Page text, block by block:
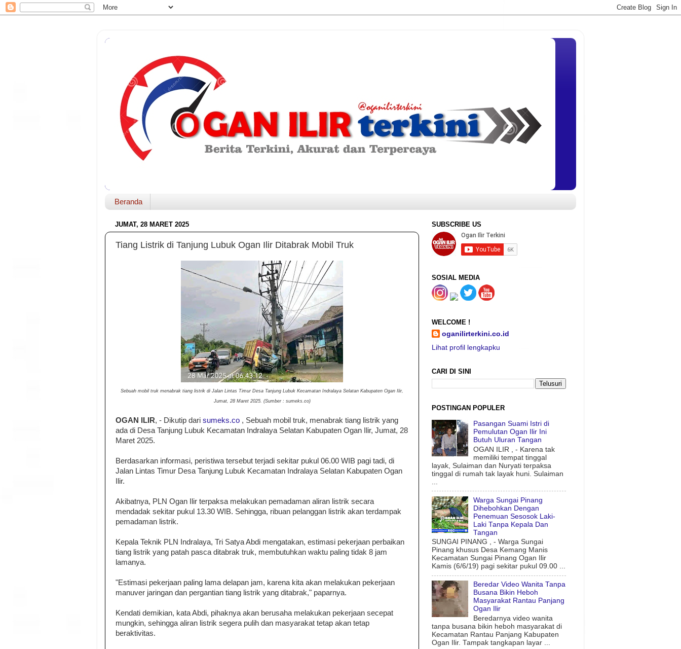
Beranda
JUMAT, 28 MARET 2025
Tiang Listrik di Tanjung Lubuk Ogan Ilir Ditabrak Mobil Truk
Sebuah mobil truk menabrak tiang listrik di Jalan Lintas Timur Desa Tanjung Lubuk Kecamatan Indralaya Selatan Kabupaten Ogan Ilir,
Jumat, 28 Maret 2025. (Sumber : sumeks.co)
OGAN ILIR, - Dikutip dari sumeks.co , Sebuah mobil truk, menabrak tiang listrik yang
ada di Desa Tanjung Lubuk Kecamatan Indralaya Selatan Kabupaten Ogan Ilir, Jumat, 28
Maret 2025.
Berdasarkan informasi, peristiwa tersebut terjadi sekitar pukul 06.00 WIB pagi tadi, di
Jalan Lintas Timur Desa Tanjung Lubuk Kecamatan Indralaya Selatan Kabupaten Ogan
Ilir.
Akibatnya, PLN Ogan Ilir terpaksa melakukan pemadaman aliran listrik secara
mendadak sekitar pukul 13.30 WIB. Sehingga, ribuan pelanggan listrik akan terdampak
pemadaman listrik.
Kepala Teknik PLN Indralaya, Tri Satya Abdi mengatakan, estimasi pekerjaan perbaikan
tiang listrik yang patah pasca ditabrak truk, membutuhkan waktu paling tidak 8 jam
lamanya.
"Estimasi pekerjaan paling lama delapan jam, karena kita akan melakukan pekerjaan
manuver jaringan dan pergantian tiang listrik yang ditabrak," paparnya.
Kendati demikian, kata Abdi, pihaknya akan berusaha melakukan pekerjaan secepat
mungkin, sehingga aliran listrik segera pulih dan masyarakat tetap akan tetap
beraktivitas.
SUBSCRIBE US
SOSIAL MEDIA
WELCOME !
oganilirterkini.co.id
Lihat profil lengkapku
CARI DI SINI
POSTINGAN POPULER
Pasangan Suami Istri di
Pemulutan Ogan Ilir Ini
Butuh Uluran Tangan
OGAN ILIR , - Karena tak
memiliki tempat tinggal
layak, Sulaiman dan Nuryati terpaksa
tinggal di rumah tak layak huni. Sulaiman
Warga Sungai Pinang
Dihebohkan Dengan
Penemuan Sesosok Laki-
Laki Tanpa Kepala Dan
Tangan
SUNGAI PINANG , - Warga Sungai
Pinang khusus Desa Kemang Manis
Kecamatan Sungai Pinang Ogan Ilir
Kamis (6/6/19) pagi sekitar pukul 09.00 ...
Beredar Video Wanita Tanpa
Busana Bikin Heboh
Masyarakat Rantau Panjang
Ogan Ilir
Beredarnya video wanita
tanpa busana bikin heboh masyarakat di
Kecamatan Rantau Panjang Kabupaten
Ogan Ilir. Tampak tangkapan layar ...